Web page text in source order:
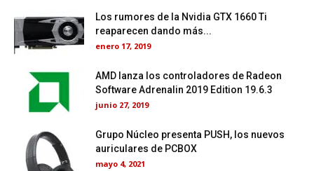
Los rumores de la Nvidia GTX 1660 Ti
reaparecen dando más...
enero 17, 2019
AMD lanza los controladores de Radeon
Software Adrenalin 2019 Edition 19.6.3
junio 27, 2019
Grupo Núcleo presenta PUSH, los nuevos
auriculares de PCBOX
mayo 4, 2021